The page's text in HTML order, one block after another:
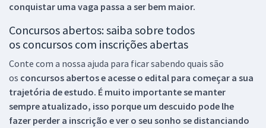
conquistar uma vaga passa a ser bem maior.
Concursos abertos: saiba sobre todos
os concursos com inscrições abertas
Conte com a nossa ajuda para ficar sabendo quais são
os concursos abertos e acesse o edital para começar a sua
trajetória de estudo. É muito importante se manter
sempre atualizado, isso porque um descuido pode lhe
fazer perder a inscrição e ver o seu sonho se distanciando